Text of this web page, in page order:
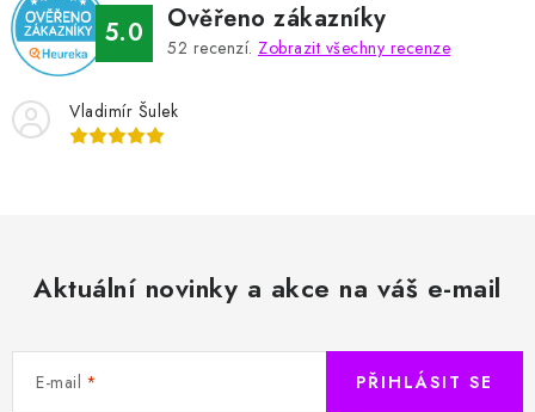
5.0 Ověřeno zákazníky
52 recenzí. Zobrazit všechny recenze
Vladimír Šulek
Aktuální novinky a akce na váš e-mail
E-mail PŘIHLÁSIT SE